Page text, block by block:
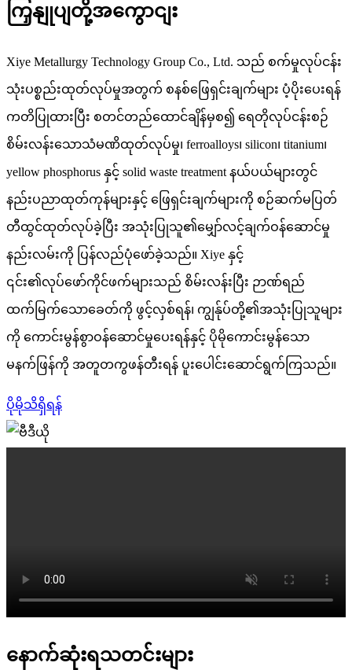
ကြှနျုပျတို့အကွောငျး
Xiye Metallurgy Technology Group Co., Ltd. သည် စက်မှုလုပ်ငန်း
သုံးပစ္စည်းထုတ်လုပ်မှုအတွက် စနစ်ဖြေရှင်းချက်များ ပံ့ပိုးပေးရန်
ကတိပြုထားပြီး စတင်တည်ထောင်ချိန်မှစ၍ ရေတိုလုပ်ငန်းစဉ်
စိမ်းလန်းသောသံမဏိထုတ်လုပ်မှု၊ ferroalloys၊ silicon၊ titanium၊
yellow phosphorus နှင့် solid waste treatment နယ်ပယ်များတွင်
နည်းပညာထုတ်ကုန်များနှင့် ဖြေရှင်းချက်များကို စဉ်ဆက်မပြတ်
တီထွင်ထုတ်လုပ်ခဲ့ပြီး အသုံးပြုသူ၏မျှော်လင့်ချက်ဝန်ဆောင်မှု
နည်းလမ်းကို ပြန်လည်ပုံဖော်ခဲ့သည်။ Xiye နှင့်
၎င်း၏လုပ်ဖော်ကိုင်ဖက်များသည် စိမ်းလန်းပြီး ဉာဏ်ရည်
ထက်မြက်သောခေတ်ကို ဖွင့်လှစ်ရန်၊ ကျွန်ုပ်တို့၏အသုံးပြုသူများ
ကို ကောင်းမွန်စွာဝန်ဆောင်မှုပေးရန်နှင့် ပိုမိုကောင်းမွန်သော
မနက်ဖြန်ကို အတူတကွဖန်တီးရန် ပူးပေါင်းဆောင်ရွက်ကြသည်။
ပိုမိုသိရှိရန်
နောက်ဆုံးရသတင်းများ